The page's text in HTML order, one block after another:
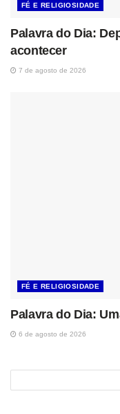
FÉ E RELIGIOSIDADE
Palavra do Dia:
acontecer
7 de agosto de 2026
FÉ E RELIGIOSIDADE
Palavra do Dia:
6 de agosto de 2026